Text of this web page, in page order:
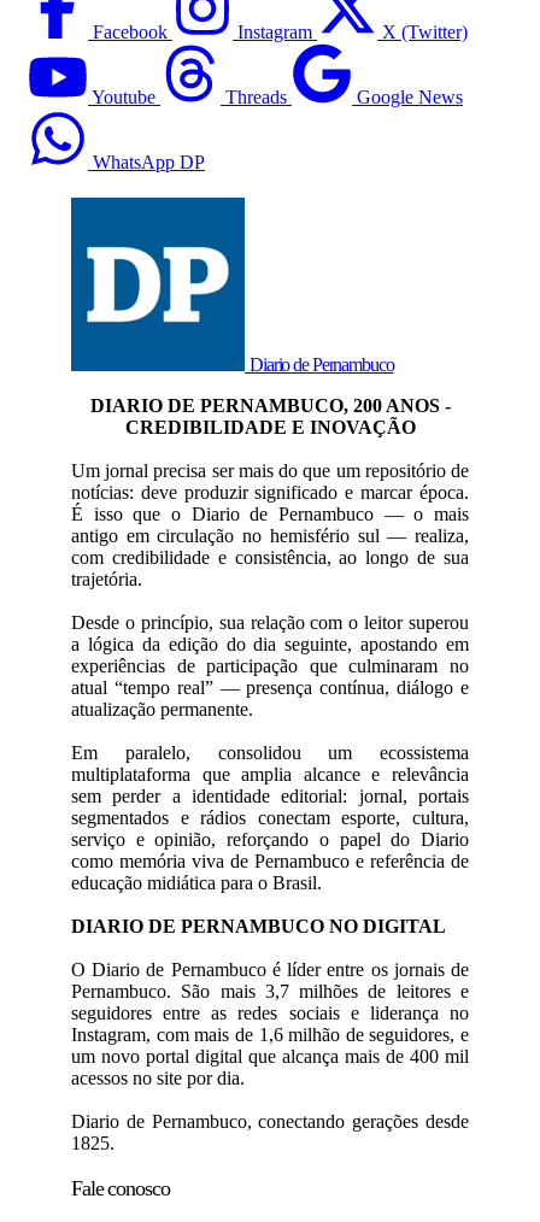
Facebook Instagram X (Twitter)
Youtube Threads Google News
WhatsApp DP
Diario de Pernambuco
DIARIO DE PERNAMBUCO, 200 ANOS -
CREDIBILIDADE E INOVAÇÃO
Um jornal precisa ser mais do que um repositório de
notícias: deve produzir significado e marcar época.
É isso que o Diario de Pernambuco — o mais
antigo em circulação no hemisfério sul — realiza,
com credibilidade e consistência, ao longo de sua
trajetória.
Desde o princípio, sua relação com o leitor superou
a lógica da edição do dia seguinte, apostando em
experiências de participação que culminaram no
atual “tempo real” — presença contínua, diálogo e
atualização permanente.
Em paralelo, consolidou um ecossistema
multiplataforma que amplia alcance e relevância
sem perder a identidade editorial: jornal, portais
segmentados e rádios conectam esporte, cultura,
serviço e opinião, reforçando o papel do Diario
como memória viva de Pernambuco e referência de
educação midiática para o Brasil.
DIARIO DE PERNAMBUCO NO DIGITAL
O Diario de Pernambuco é líder entre os jornais de
Pernambuco. São mais 3,7 milhões de leitores e
seguidores entre as redes sociais e liderança no
Instagram, com mais de 1,6 milhão de seguidores, e
um novo portal digital que alcança mais de 400 mil
acessos no site por dia.
Diario de Pernambuco, conectando gerações desde
1825.
Fale conosco